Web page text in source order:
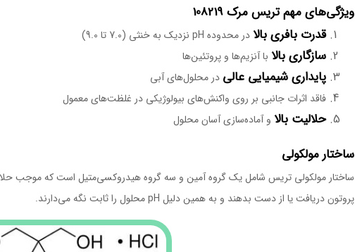
ویژگی‌های مهم تریس مرک 108219
قدرت بافری بالادر محدوده pH نزدیک به خنثی (7.0 تا 9.0)
سازگاری بالا با آنزیم‌ها و پروتئین‌ها
پایداری شیمیایی عالی در محلول‌های آبی
فاقد اثرات جانبی بر روی واکنش‌های بیولوژیکی در غلظت‌های معمول
حلالیت بالا و آماده‌سازی آسان محلول
ساختار مولکولی
ساختار مولکولی تریس شامل یک گروه آمین و سه گروه هیدروکسی‌متیل است که موجب
پروتون دریافت یا از دست بدهند و به همین دلیل pH محلول را ثابت نگه می‌دارند.